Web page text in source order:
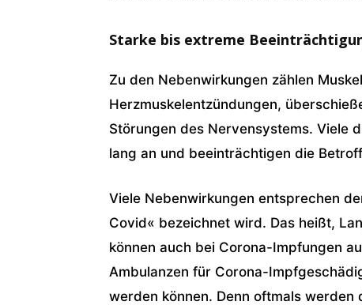
Starke bis extreme
Zu den Nebenwirkungen zählen
Herzmuskelentzündungen,
Störungen des Nervensystems. Viele
lang an und beeinträchtigen die
Viele Nebenwirkungen entsprechen
Covid« bezeichnet wird. Das heißt,
können auch bei Corona-Impfungen
Ambulanzen für Corona-
werden können. Denn oftmals